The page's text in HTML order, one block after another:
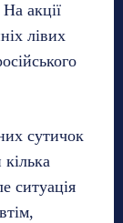
акції
лівих
сутичок
ситуація